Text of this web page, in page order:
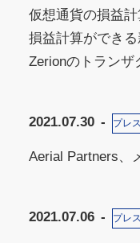
仮想通貨の損益
損益計算ができる
Zerionのトランザ
2021.07.30 プレ
Aerial Partners、
2021.07.06 プレ